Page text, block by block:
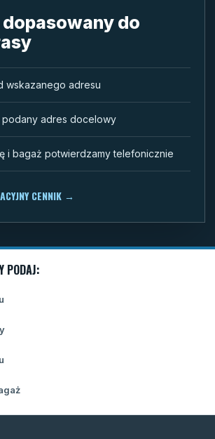
dopasowany do
wskazanego adresu
adres docelowy
i bagaż potwierdzamy telefonicznie
CENNIK →
PODAJ: